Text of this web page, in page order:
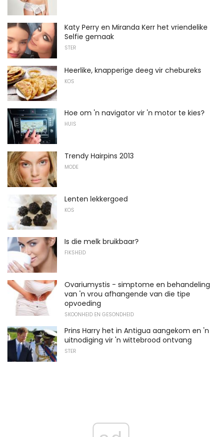
Katy Perry en Miranda Kerr het vriendelike
Selfie gemaak
STER
Heerlike, knapperige deeg vir chebureks
KOS
Hoe om 'n navigator vir 'n motor te kies?
HUIS
Trendy Hairpins 2013
MODE
Lenten lekkergoed
KOS
Is die melk bruikbaar?
FIKSHEID
Ovariumystis - simptome en behandeling
van 'n vrou afhangende van die tipe
opvoeding
SKOONHEID EN GESONDHEID
Prins Harry het in Antigua aangekom en 'n
uitnodiging vir 'n wittebrood ontvang
STER